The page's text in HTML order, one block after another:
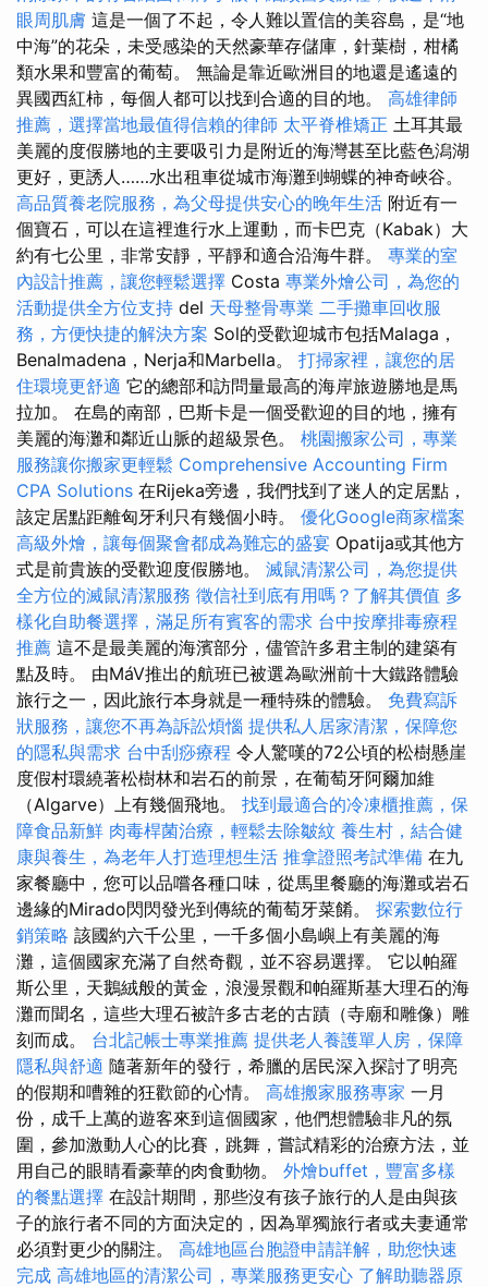
眼周肌膚 這是一個了不起，令人難以置信的美容島，是“地
中海”的花朵，未受感染的天然豪華存儲庫，針葉樹，柑橘
類水果和豐富的葡萄。 無論是靠近歐洲目的地還是遙遠的
異國西紅柿，每個人都可以找到合適的目的地。 高雄律師
推薦，選擇當地最值得信賴的律師 太平脊椎矯正 土耳其最
美麗的度假勝地的主要吸引力是附近的海灣甚至比藍色潟湖
更好，更誘人……水出租車從城市海灘到蝴蝶的神奇峽谷。
高品質養老院服務，為父母提供安心的晚年生活 附近有一
個寶石，可以在這裡進行水上運動，而卡巴克（Kabak）大
約有七公里，非常安靜，平靜和適合沿海牛群。 專業的室
內設計推薦，讓您輕鬆選擇 Costa 專業外燴公司，為您的
活動提供全方位支持 del 天母整骨專業 二手攤車回收服
務，方便快捷的解決方案 Sol的受歡迎城市包括Malaga，
Benalmadena，Nerja和Marbella。 打掃家裡，讓您的居
住環境更舒適 它的總部和訪問量最高的海岸旅遊勝地是馬
拉加。 在島的南部，巴斯卡是一個受歡迎的目的地，擁有
美麗的海灘和鄰近山脈的超級景色。 桃園搬家公司，專業
服務讓你搬家更輕鬆 Comprehensive Accounting Firm
CPA Solutions 在Rijeka旁邊，我們找到了迷人的定居點，
該定居點距離匈牙利只有幾個小時。 優化Google商家檔案
高級外燴，讓每個聚會都成為難忘的盛宴 Opatija或其他方
式是前貴族的受歡迎度假勝地。 滅鼠清潔公司，為您提供
全方位的滅鼠清潔服務 徵信社到底有用嗎？了解其價值 多
樣化自助餐選擇，滿足所有賓客的需求 台中按摩排毒療程
推薦 這不是最美麗的海濱部分，儘管許多君主制的建築有
點及時。 由MáV推出的航班已被選為歐洲前十大鐵路體驗
旅行之一，因此旅行本身就是一種特殊的體驗。 免費寫訴
狀服務，讓您不再為訴訟煩惱 提供私人居家清潔，保障您
的隱私與需求 台中刮痧療程 令人驚嘆的72公頃的松樹懸崖
度假村環繞著松樹林和岩石的前景，在葡萄牙阿爾加維
（Algarve）上有幾個飛地。 找到最適合的冷凍櫃推薦，保
障食品新鮮 肉毒桿菌治療，輕鬆去除皺紋 養生村，結合健
康與養生，為老年人打造理想生活 推拿證照考試準備 在九
家餐廳中，您可以品嚐各種口味，從馬里餐廳的海灘或岩石
邊緣的Mirado閃閃發光到傳統的葡萄牙菜餚。 探索數位行
銷策略 該國約六千公里，一千多個小島嶼上有美麗的海
灘，這個國家充滿了自然奇觀，並不容易選擇。 它以帕羅
斯公里，天鵝絨般的黃金，浪漫景觀和帕羅斯基大理石的海
灘而聞名，這些大理石被許多古老的古蹟（寺廟和雕像）雕
刻而成。 台北記帳士專業推薦 提供老人養護單人房，保障
隱私與舒適 隨著新年的發行，希臘的居民深入探討了明亮
的假期和嘈雜的狂歡節的心情。 高雄搬家服務專家 一月
份，成千上萬的遊客來到這個國家，他們想體驗非凡的氛
圍，參加激動人心的比賽，跳舞，嘗試精彩的治療方法，並
用自己的眼睛看豪華的肉食動物。 外燴buffet，豐富多樣
的餐點選擇 在設計期間，那些沒有孩子旅行的人是由與孩
子的旅行者不同的方面決定的，因為單獨旅行者或夫妻通常
必須對更少的關注。 高雄地區台胞證申請詳解，助您快速
完成 高雄地區的清潔公司，專業服務更安心 了解助聽器原